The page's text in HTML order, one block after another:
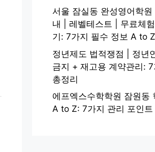
서울 잠실동 완성영어학
내 | 레벨테스트 | 무료체
기: 7가지 필수 정보 A to Z
정년제도 법적쟁점 | 정년
금지 + 재고용 계약관리:
총정리
에프엑스수학학원 잠원동
A to Z: 7가지 관리 포인트